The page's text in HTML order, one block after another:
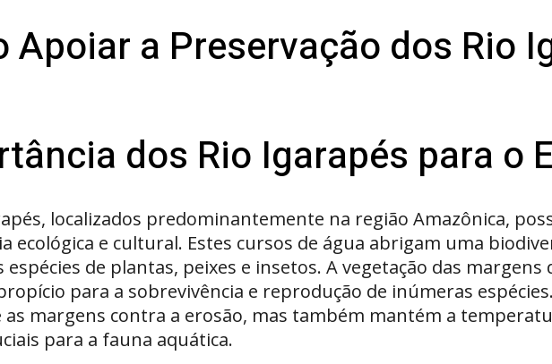
Apoiar a Preservação dos Rio
dos Rio Igarapés para o
localizados predominantemente na região Amazônica,
ecológica e cultural. Estes cursos de água abrigam uma
espécies de plantas, peixes e insetos. A vegetação das
para a sobrevivência e reprodução de inúmeras
margens contra a erosão, mas também mantém a
para a fauna aquática.